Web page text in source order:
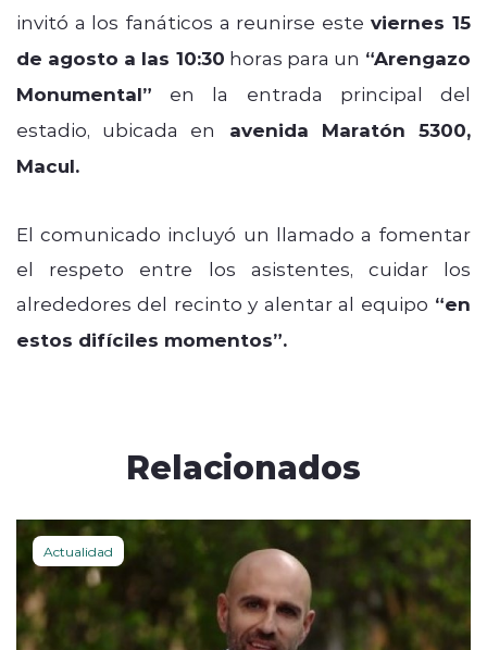
invitó a los fanáticos a reunirse este viernes 15
de agosto a las 10:30 horas para un “Arengazo
Monumental” en la entrada principal del
estadio, ubicada en
avenida Maratón 5300,
Macul.
El comunicado incluyó un llamado a fomentar
el respeto entre los asistentes, cuidar los
alrededores del recinto y alentar al equipo “en
estos difíciles momentos”.
Relacionados
Actualidad